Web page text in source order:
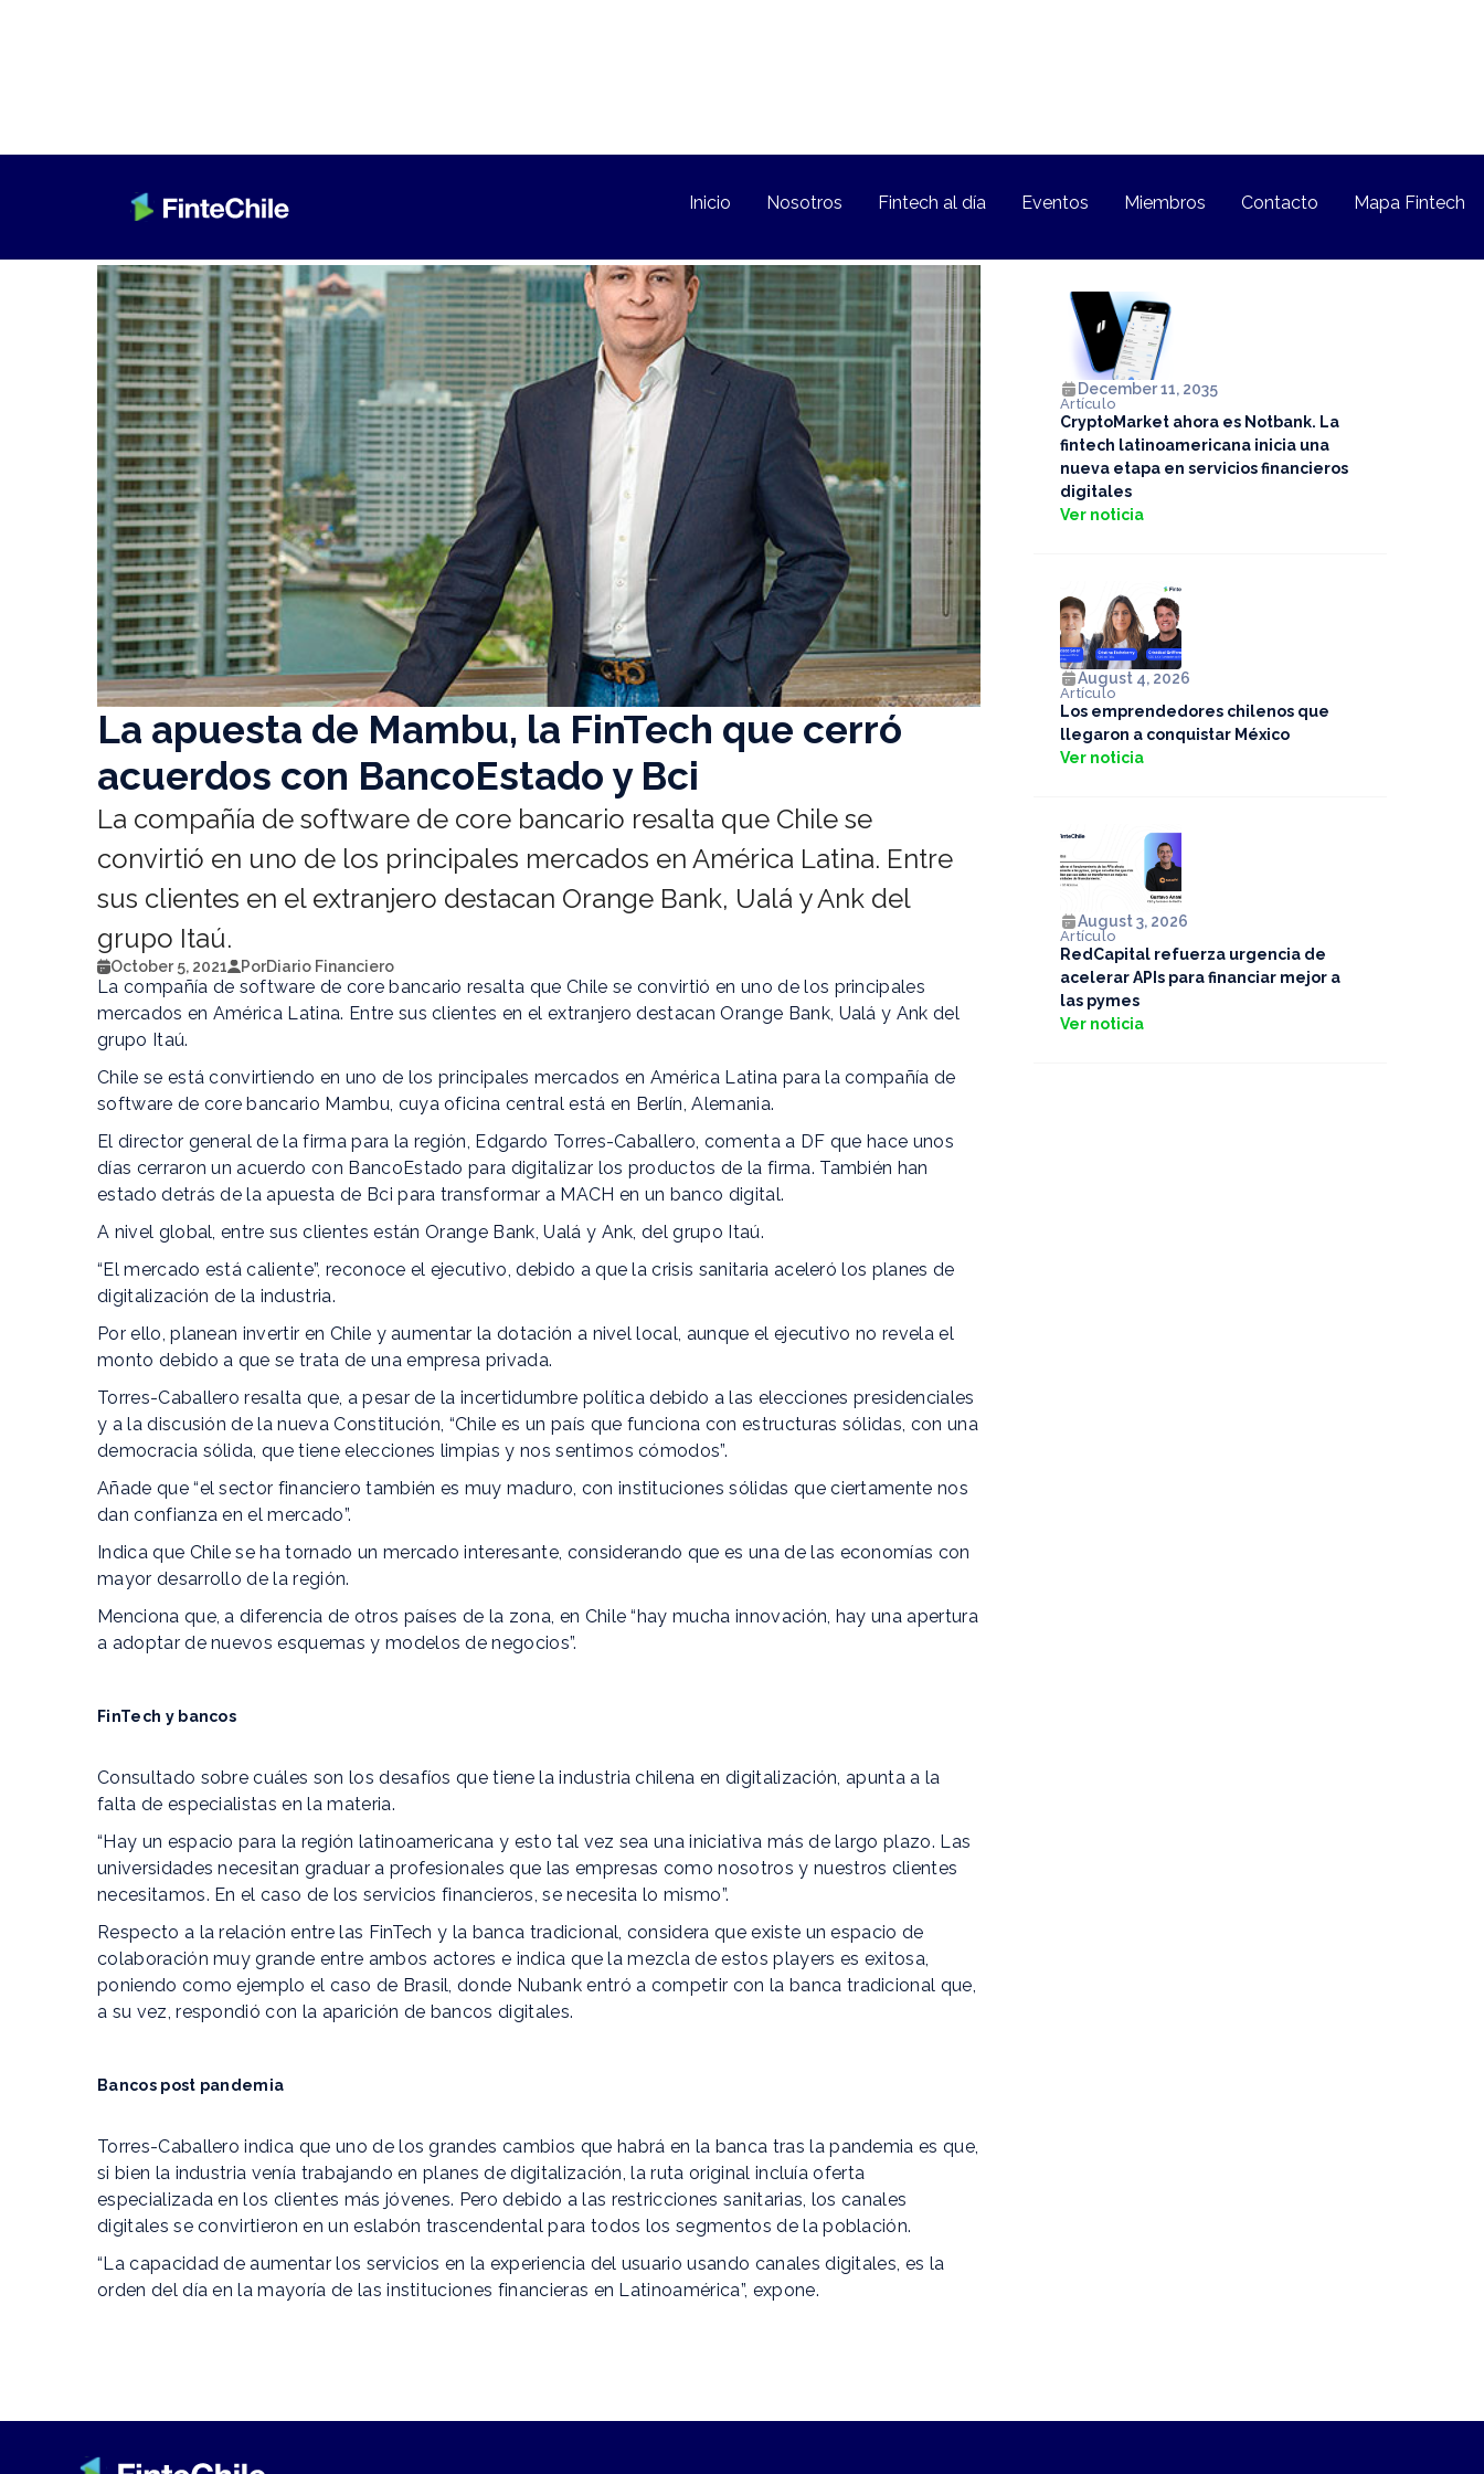
Inicio Nosotros Fintech al día Eventos Miembros Contacto Mapa Fintech
La apuesta de Mambu, la FinTech que cerró
acuerdos con BancoEstado y Bci
La compañía de software de core bancario resalta que Chile se
convirtió en uno de los principales mercados en América Latina. Entre
sus clientes en el extranjero destacan Orange Bank, Ualá y Ank del
grupo Itaú.
October 5, 2021 PorDiario Financiero
La compañía de software de core bancario resalta que Chile se convirtió en uno de los principales
mercados en América Latina. Entre sus clientes en el extranjero destacan Orange Bank, Ualá y Ank del
grupo Itaú.
Chile se está convirtiendo en uno de los principales mercados en América Latina para la compañía de
software de core bancario Mambu, cuya oficina central está en Berlín, Alemania.
El director general de la firma para la región, Edgardo Torres-Caballero, comenta a DF que hace unos
días cerraron un acuerdo con BancoEstado para digitalizar los productos de la firma. También han
estado detrás de la apuesta de Bci para transformar a MACH en un banco digital.
A nivel global, entre sus clientes están Orange Bank, Ualá y Ank, del grupo Itaú.
“El mercado está caliente”, reconoce el ejecutivo, debido a que la crisis sanitaria aceleró los planes de
digitalización de la industria.
Por ello, planean invertir en Chile y aumentar la dotación a nivel local, aunque el ejecutivo no revela el
monto debido a que se trata de una empresa privada.
Torres-Caballero resalta que, a pesar de la incertidumbre política debido a las elecciones presidenciales
y a la discusión de la nueva Constitución, “Chile es un país que funciona con estructuras sólidas, con una
democracia sólida, que tiene elecciones limpias y nos sentimos cómodos”.
Añade que “el sector financiero también es muy maduro, con instituciones sólidas que ciertamente nos
dan confianza en el mercado”.
Indica que Chile se ha tornado un mercado interesante, considerando que es una de las economías con
mayor desarrollo de la región.
Menciona que, a diferencia de otros países de la zona, en Chile “hay mucha innovación, hay una apertura
a adoptar de nuevos esquemas y modelos de negocios”.
FinTech y bancos
Consultado sobre cuáles son los desafíos que tiene la industria chilena en digitalización, apunta a la
falta de especialistas en la materia.
“Hay un espacio para la región latinoamericana y esto tal vez sea una iniciativa más de largo plazo. Las
universidades necesitan graduar a profesionales que las empresas como nosotros y nuestros clientes
necesitamos. En el caso de los servicios financieros, se necesita lo mismo”.
Respecto a la relación entre las FinTech y la banca tradicional, considera que existe un espacio de
colaboración muy grande entre ambos actores e indica que la mezcla de estos players es exitosa,
poniendo como ejemplo el caso de Brasil, donde Nubank entró a competir con la banca tradicional que,
a su vez, respondió con la aparición de bancos digitales.
Bancos post pandemia
Torres-Caballero indica que uno de los grandes cambios que habrá en la banca tras la pandemia es que,
si bien la industria venía trabajando en planes de digitalización, la ruta original incluía oferta
especializada en los clientes más jóvenes. Pero debido a las restricciones sanitarias, los canales
digitales se convirtieron en un eslabón trascendental para todos los segmentos de la población.
“La capacidad de aumentar los servicios en la experiencia del usuario usando canales digitales, es la
orden del día en la mayoría de las instituciones financieras en Latinoamérica”, expone.
December 11, 2035
Artículo
CryptoMarket ahora es Notbank. La
fintech latinoamericana inicia una
nueva etapa en servicios financieros
digitales
Ver noticia
August 4, 2026
Artículo
Los emprendedores chilenos que
llegaron a conquistar México
Ver noticia
August 3, 2026
Artículo
RedCapital refuerza urgencia de
acelerar APIs para financiar mejor a
las pymes
Ver noticia